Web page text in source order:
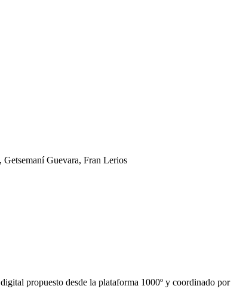
Guevara, Fran Lerios
propuesto desde la plataforma 1000º y coordinado por